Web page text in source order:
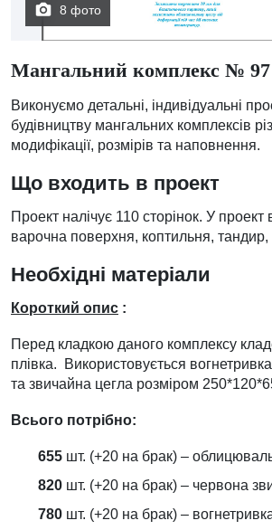
8 фото
Мангальний комплекс №
Виконуємо детальні, індивідуальні
будівництву мангальних комплексів
модифікації, розмірів та наповнення.
Що входить в проект
Проект налічує 110 сторінок. У проект
варочна поверхня, коптильня, тандир,
Необхідні матеріали
Короткий опис :
Перед кладкою даного комплексу
плівка. Використовується
та звичайна цегла розміром
Всього потрібно:
655 шт. (+20 на брак) –
820 шт. (+20 на брак) – червона
780 шт. (+20 на брак) –